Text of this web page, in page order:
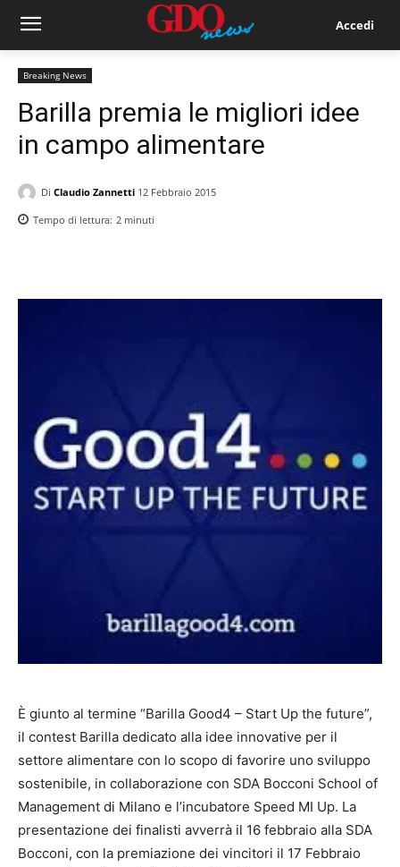
Accedi
Breaking News
Barilla premia le migliori idee
in campo alimentare
Di Claudio Zannetti 12 Febbraio 2015
Tempo di lettura: 2 minuti
È giunto al termine “Barilla Good4 – Start Up the future”,
il contest Barilla dedicato alla idee innovative per il
settore alimentare con lo scopo di favorire uno sviluppo
sostenibile, in collaborazione con SDA Bocconi School of
Management di Milano e l’incubatore Speed MI Up. La
presentazione dei finalisti avverrà il 16 febbraio alla SDA
Bocconi, con la premiazione dei vincitori il 17 Febbraio